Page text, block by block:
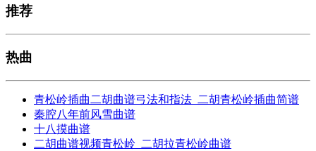
推荐
热曲
青松岭插曲二胡曲谱弓法和指法_二胡青松岭插曲简谱
秦腔八年前风雪曲谱
十八摸曲谱
二胡曲谱视频青松岭_二胡拉青松岭曲谱